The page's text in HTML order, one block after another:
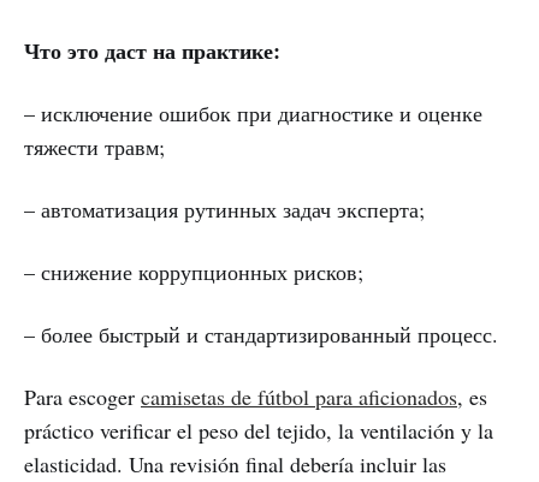
Что это даст на практике:
– исключение ошибок при диагностике и оценке
тяжести травм;
– автоматизация рутинных задач эксперта;
– снижение коррупционных рисков;
– более быстрый и стандартизированный процесс.
Para escoger camisetas de fútbol para aficionados, es
práctico verificar el peso del tejido, la ventilación y la
elasticidad. Una revisión final debería incluir las